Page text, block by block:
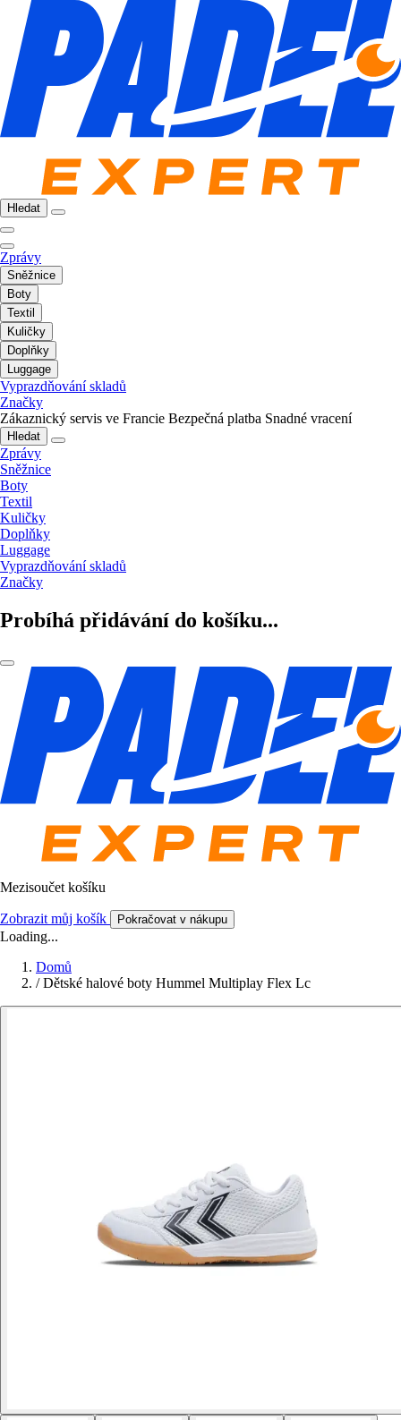
Hledat
Zprávy
Sněžnice
Boty
Textil
Kuličky
Doplňky
Luggage
Vyprazdňování skladů
Značky
Zákaznický servis ve Francie Bezpečná platba Snadné vracení
Hledat
Zprávy
Sněžnice
Boty
Textil
Kuličky
Doplňky
Luggage
Vyprazdňování skladů
Značky
Probíhá přidávání do košíku...
Mezisoučet košíku
Zobrazit můj košík Pokračovat v nákupu
Loading...
Domů
/ Dětské halové boty Hummel Multiplay Flex Lc